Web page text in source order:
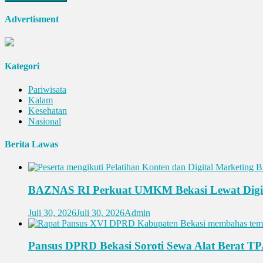
Advertisment
Kategori
Pariwisata
Kalam
Kesehatan
Nasional
Berita Lawas
BAZNAS RI Perkuat UMKM Bekasi Lewat
Juli 30, 2026Juli 30, 2026Admin
Pansus DPRD Bekasi Soroti Sewa Alat Berat